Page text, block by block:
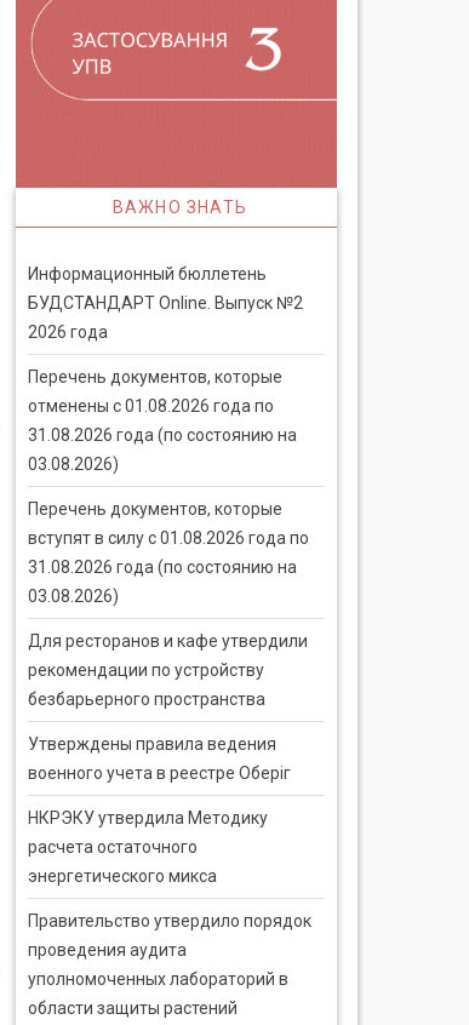
ВАЖНО ЗНАТЬ
Информационный бюллетень
БУДСТАНДАРТ Online. Выпуск №2
2026 года
Перечень документов, которые
отменены с 01.08.2026 года по
31.08.2026 года (по состоянию на
03.08.2026)
Перечень документов, которые
вступят в силу с 01.08.2026 года по
31.08.2026 года (по состоянию на
03.08.2026)
Для ресторанов и кафе утвердили
рекомендации по устройству
безбарьерного пространства
Утверждены правила ведения
военного учета в реестре Оберіг
НКРЭКУ утвердила Методику
расчета остаточного
энергетического микса
Правительство утвердило порядок
проведения аудита
уполномоченных лабораторий в
области защиты растений